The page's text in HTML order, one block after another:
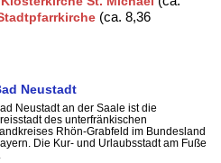
(ca. 8,36
Neustadt
Neustadt an der Saale ist die
des unterfränkischen
Rhön-Grabfeld im Bundesland
Die Kur- und Urlaubsstadt am Fuße